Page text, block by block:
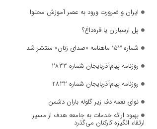
ایران و ضرورت ورود به عصر آموزش محتوا
پل ارسباران یا قره‌داغ؟
شماره ۱۵۳ ماهنامه «صدای زنان» منتشر شد
روزنامه پیام‌آذربایجان شماره 2833
روزنامه پیام‌آذربایجان شماره 2832
نوای نغمه دف زیر گلوله باران دشمن
بهبود ارائه خدمات به جامعه هدف از مسیر
ارتقاء انگیزه کارکنان می‌گذرد